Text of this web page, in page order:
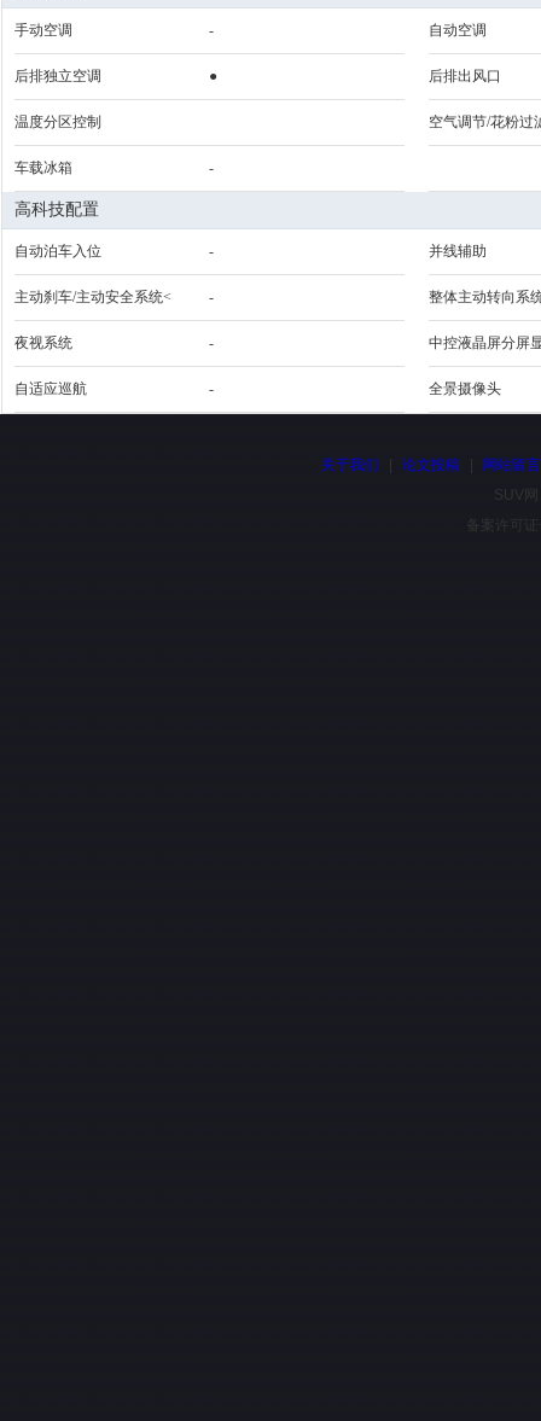
手动空调 - 自动空调
后排独立空调 ● 后排出风口
温度分区控制 空气调节/花粉过
车载冰箱 -
高科技配置
自动泊车入位 - 并线辅助
主动刹车/主动安全系统< - 整体主动转向系
夜视系统 - 中控液晶屏分屏
自适应巡航 - 全景摄像头
关于我们 论文投稿
网站留言
SUV
备案许可